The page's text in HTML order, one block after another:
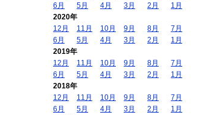
6月
5月 4月 3月 2月
1月
2020年
12月
11月 10月 9月 8月
7月
6月
5月 4月 3月 2月
1月
2019年
12月
11月 10月 9月 8月
7月
6月
5月 4月 3月 2月
1月
2018年
12月
11月 10月 9月 8月
7月
6月
5月 4月 3月 2月
1月